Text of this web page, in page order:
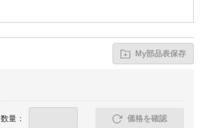
My部品表保存
数量： 価格を確認